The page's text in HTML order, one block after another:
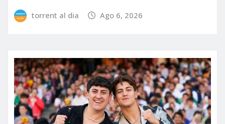
torrent al dia Ago 6, 2026